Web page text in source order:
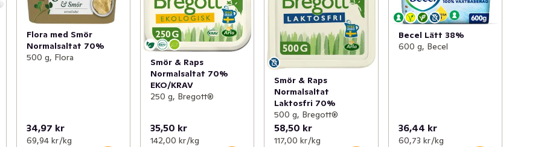
Flora med Smör
Normalsaltat 70%
500 g, Flora
34,97 kr
69,94 kr /kg
Smör & Raps
Normalsaltat 70%
EKO/KRAV
250 g, Bregott®
35,50 kr
142,00 kr /kg
Smör & Raps
Normalsaltat
Laktosfri 70%
500 g, Bregott®
58,50 kr
117,00 kr /kg
Becel Lätt 38%
600 g, Becel
36,44 kr
60,73 kr /kg